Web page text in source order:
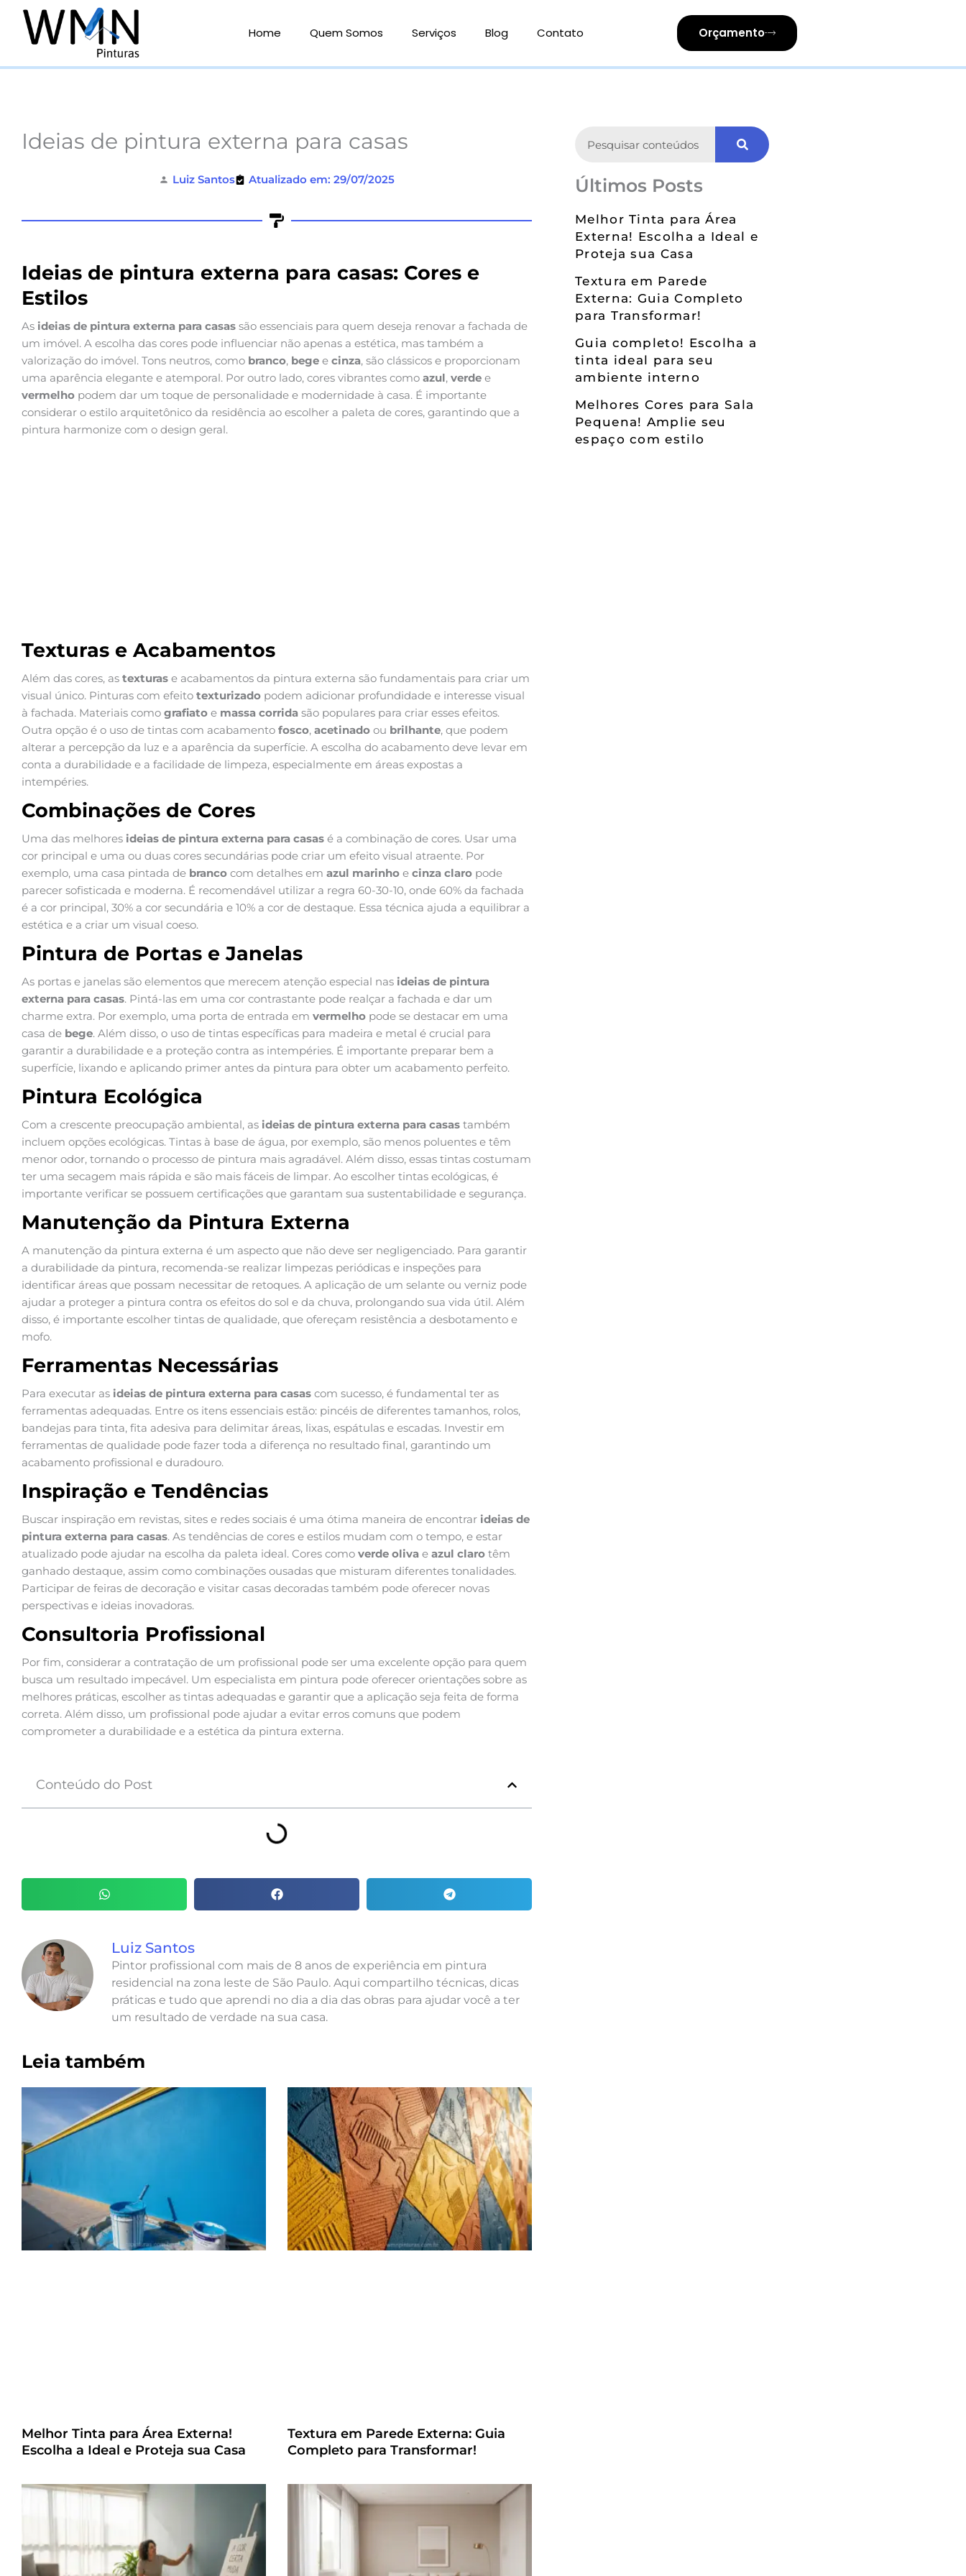
Home Quem Somos Serviços Blog Contato Orçamento
Ideias de pintura externa para casas
Luiz Santos Atualizado em: 29/07/2025
Ideias de pintura externa para casas: Cores e
Estilos
As ideias de pintura externa para casas são essenciais para quem deseja renovar a fachada de
um imóvel. A escolha das cores pode influenciar não apenas a estética, mas também a
valorização do imóvel. Tons neutros, como branco, bege e cinza, são clássicos e proporcionam
uma aparência elegante e atemporal. Por outro lado, cores vibrantes como azul, verde e
vermelho podem dar um toque de personalidade e modernidade à casa. É importante
considerar o estilo arquitetônico da residência ao escolher a paleta de cores, garantindo que a
pintura harmonize com o design geral.
Texturas e Acabamentos
Além das cores, as texturas e acabamentos da pintura externa são fundamentais para criar um
visual único. Pinturas com efeito texturizado podem adicionar profundidade e interesse visual
à fachada. Materiais como grafiato e massa corrida são populares para criar esses efeitos.
Outra opção é o uso de tintas com acabamento fosco, acetinado ou brilhante, que podem
alterar a percepção da luz e a aparência da superfície. A escolha do acabamento deve levar em
conta a durabilidade e a facilidade de limpeza, especialmente em áreas expostas a
intempéries.
Combinações de Cores
Uma das melhores ideias de pintura externa para casas é a combinação de cores. Usar uma
cor principal e uma ou duas cores secundárias pode criar um efeito visual atraente. Por
exemplo, uma casa pintada de branco com detalhes em azul marinho e cinza claro pode
parecer sofisticada e moderna. É recomendável utilizar a regra 60-30-10, onde 60% da fachada
é a cor principal, 30% a cor secundária e 10% a cor de destaque. Essa técnica ajuda a equilibrar a
estética e a criar um visual coeso.
Pintura de Portas e Janelas
As portas e janelas são elementos que merecem atenção especial nas ideias de pintura
externa para casas. Pintá-las em uma cor contrastante pode realçar a fachada e dar um
charme extra. Por exemplo, uma porta de entrada em vermelho pode se destacar em uma
casa de bege. Além disso, o uso de tintas específicas para madeira e metal é crucial para
garantir a durabilidade e a proteção contra as intempéries. É importante preparar bem a
superfície, lixando e aplicando primer antes da pintura para obter um acabamento perfeito.
Pintura Ecológica
Com a crescente preocupação ambiental, as ideias de pintura externa para casas também
incluem opções ecológicas. Tintas à base de água, por exemplo, são menos poluentes e têm
menor odor, tornando o processo de pintura mais agradável. Além disso, essas tintas costumam
ter uma secagem mais rápida e são mais fáceis de limpar. Ao escolher tintas ecológicas, é
importante verificar se possuem certificações que garantam sua sustentabilidade e segurança.
Manutenção da Pintura Externa
A manutenção da pintura externa é um aspecto que não deve ser negligenciado. Para garantir
a durabilidade da pintura, recomenda-se realizar limpezas periódicas e inspeções para
identificar áreas que possam necessitar de retoques. A aplicação de um selante ou verniz pode
ajudar a proteger a pintura contra os efeitos do sol e da chuva, prolongando sua vida útil. Além
disso, é importante escolher tintas de qualidade, que ofereçam resistência a desbotamento e
mofo.
Ferramentas Necessárias
Para executar as ideias de pintura externa para casas com sucesso, é fundamental ter as
ferramentas adequadas. Entre os itens essenciais estão: pincéis de diferentes tamanhos, rolos,
bandejas para tinta, fita adesiva para delimitar áreas, lixas, espátulas e escadas. Investir em
ferramentas de qualidade pode fazer toda a diferença no resultado final, garantindo um
acabamento profissional e duradouro.
Inspiração e Tendências
Buscar inspiração em revistas, sites e redes sociais é uma ótima maneira de encontrar ideias de
pintura externa para casas. As tendências de cores e estilos mudam com o tempo, e estar
atualizado pode ajudar na escolha da paleta ideal. Cores como verde oliva e azul claro têm
ganhado destaque, assim como combinações ousadas que misturam diferentes tonalidades.
Participar de feiras de decoração e visitar casas decoradas também pode oferecer novas
perspectivas e ideias inovadoras.
Consultoria Profissional
Por fim, considerar a contratação de um profissional pode ser uma excelente opção para quem
busca um resultado impecável. Um especialista em pintura pode oferecer orientações sobre as
melhores práticas, escolher as tintas adequadas e garantir que a aplicação seja feita de forma
correta. Além disso, um profissional pode ajudar a evitar erros comuns que podem
comprometer a durabilidade e a estética da pintura externa.
Conteúdo do Post
Luiz Santos
Pintor profissional com mais de 8 anos de experiência em pintura
residencial na zona leste de São Paulo. Aqui compartilho técnicas, dicas
práticas e tudo que aprendi no dia a dia das obras para ajudar você a ter
um resultado de verdade na sua casa.
Leia também
Melhor Tinta para Área Externa!
Escolha a Ideal e Proteja sua Casa
Textura em Parede Externa: Guia
Completo para Transformar!
Últimos Posts
Melhor Tinta para Área
Externa! Escolha a Ideal e
Proteja sua Casa
Textura em Parede
Externa: Guia Completo
para Transformar!
Guia completo! Escolha a
tinta ideal para seu
ambiente interno
Melhores Cores para Sala
Pequena! Amplie seu
espaço com estilo